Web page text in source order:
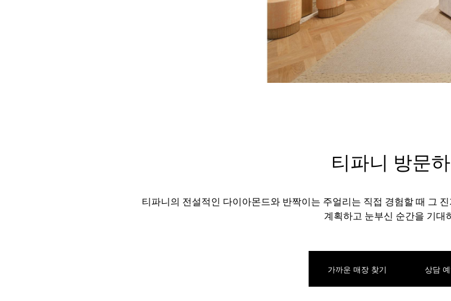
티파니 방문
티파니의 전설적인 다이아몬드와 반짝이는 주얼리는 직접 경험할 때 그
계획하고 눈부신 순간을 기대
가까운 매장 찾기 상담